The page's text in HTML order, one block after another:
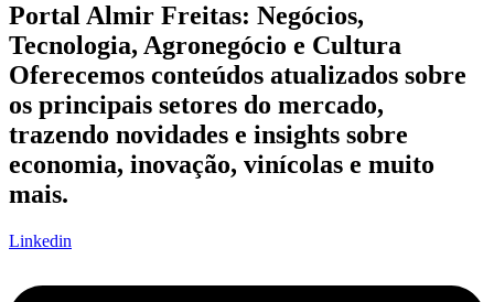
Portal Almir Freitas: Negócios,
Tecnologia, Agronegócio e Cultura
Oferecemos conteúdos atualizados sobre
os principais setores do mercado,
trazendo novidades e insights sobre
economia, inovação, vinícolas e muito
mais.
Linkedin